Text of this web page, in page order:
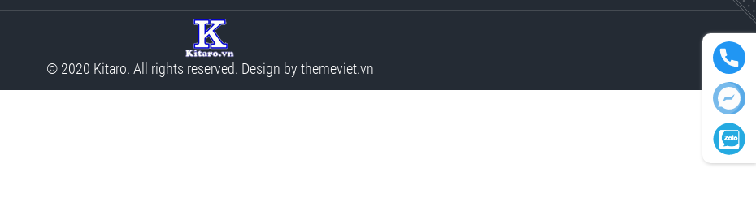
© 2020 Kitaro. All rights reserved. Design by themeviet.vn